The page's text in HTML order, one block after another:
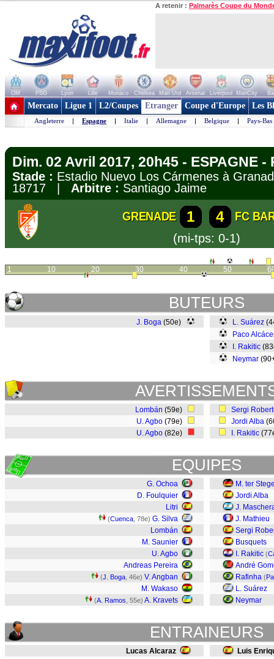
A retenir : Palmarès Coupe du
OM PSG Lyon Lille Monaco Chelsea Man Utd Arsenal Liverpool ManCity
+ de clubs
Mercato Ligue 1 L2/Coupes Etranger Coupe d'Europe Les
Angleterre | Espagne | Italie | Allemagne | Belgique | Pays-Bas
Dim. 02 Avril 2017, 20h45 - ESPAGNE
Stade : Estadio Nuevo Los Cármenes à
18717 | Arbitre : Santiago Jaime
GRENADE 1 4
FC
(mi-tps: 0-1)
1 10 20 30 40 50
BUTEURS
J. Boga (50e) L. Suárez
Paco
I. Rakitic
Neymar
Lombán (59e)
U. Agbo (79e)
U. Agbo (82e)
Sergi
Jordi Alba
I. Rakitic
EQUIPES
G. Ochoa
D. Foulquier
Litri
(Cuenca , 78e) G. Silva
Lombán
M. Saunier
U. Agbo
Andreas Pereira
(J. Boga , 46e) V. Angban
M. Wakaso
(A. Ramos , 55e) A. Kravets
M. ter
Jordi Alba
J.
J. Mathieu
Sergi
Busquets
I. Rakitic (
André
Rafinha (
L. Suárez
Neymar
ENTRAINEURS
Lucas Alcaraz Luis